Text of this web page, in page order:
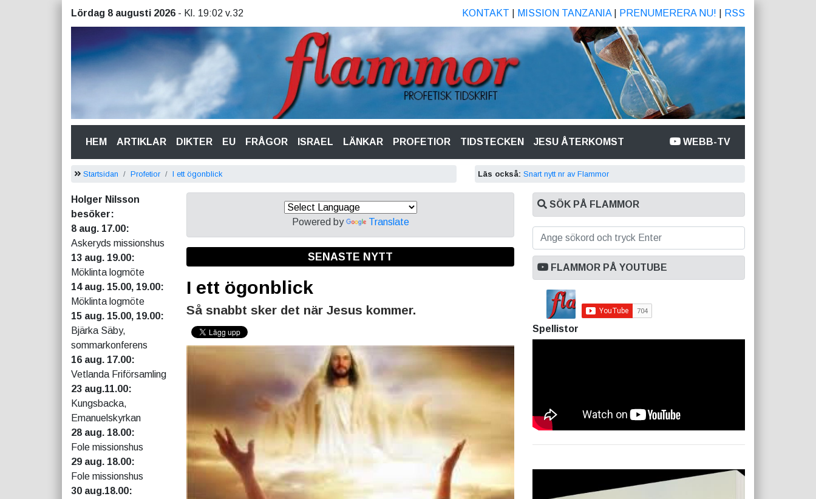
Lördag 8 augusti 2026 - Kl. 19:02 v.32 KONTAKT MISSION TANZANIA| PRENUMERERA NU! RSS
HEM(CURRENT)
ARTIKLAR DIKTER EU FRÅGOR ISRAEL LÄNKAR PROFETIOR TIDSTECKEN JESU ÅTERKOMST WEBB-TV
Startsidan Profetior I ett ögonblick Läs också: Snart nytt nr av Flammor
Holger Nilsson
besöker:
8 aug. 17.00:
Askeryds missionshus
13 aug. 19.00:
Möklinta logmöte
14 aug. 15.00, 19.00:
Möklinta logmöte
15 aug. 15.00, 19.00:
Bjärka Säby,
sommarkonferens
16 aug. 17.00:
Vetlanda Friförsamling
23 aug.11.00:
Kungsbacka,
Emanuelskyrkan
28 aug. 18.00:
Fole missionshus
29 aug. 18.00:
Fole missionshus
30 aug.18.00:
Powered by Translate
SENASTE NYTT
I ett ögonblick
Så snabbt sker det när Jesus kommer.
SÖK PÅ FLAMMOR
FLAMMOR PÅ YOUTUBE
Spellistor